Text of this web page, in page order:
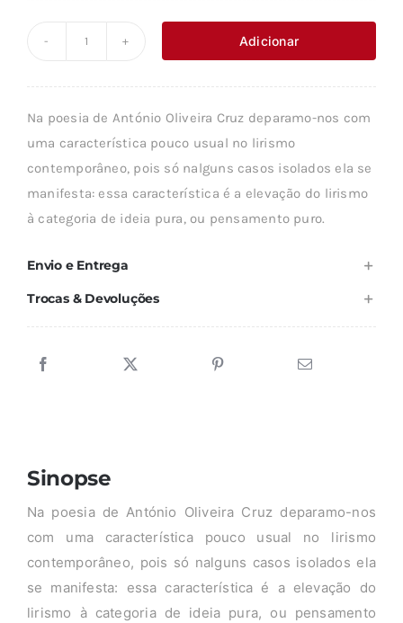
original
era:
é:
DE
OLIVEIRA
Adicionar
Na poesia de António Oliveira Cruz deparamo-nos com
uma característica pouco usual no lirismo
contemporâneo, pois só nalguns casos isolados ela se
manifesta: essa característica é a elevação do lirismo
à categoria de ideia pura, ou pensamento puro.
Envio e Entrega
Trocas & Devoluções
Sinopse
Na poesia de António Oliveira Cruz deparamo-nos
com uma característica pouco usual no lirismo
contemporâneo, pois só nalguns casos isolados ela
se manifesta: essa característica é a elevação do
lirismo à categoria de ideia pura, ou pensamento